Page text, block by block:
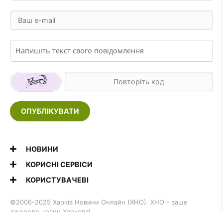
ОПУБЛІКУВАТИ
НОВИНИ
КОРИСНІ СЕРВІСИ
КОРИСТУВАЧЕВІ
©2006–2025 Харків Новини Онлайн (ХНО). ХНО - ваше